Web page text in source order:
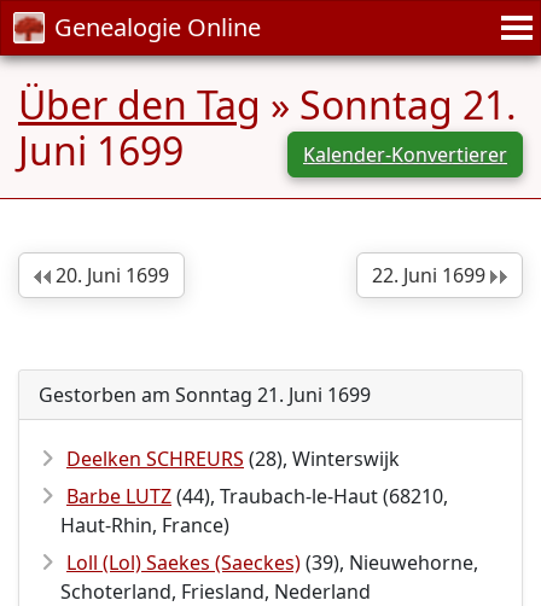
Genealogie Online
Über den Tag » Sonntag 21.
Juni 1699
Kalender-Konvertierer
22. Juni 1699
20. Juni 1699
Gestorben am Sonntag 21. Juni 1699
Deelken SCHREURS (28), Winterswijk
Barbe LUTZ(44), Traubach-le-Haut (68210,
Haut-Rhin, France)
Loll (Lol) Saekes (Saeckes)(39), Nieuwehorne,
Schoterland, Friesland, Nederland